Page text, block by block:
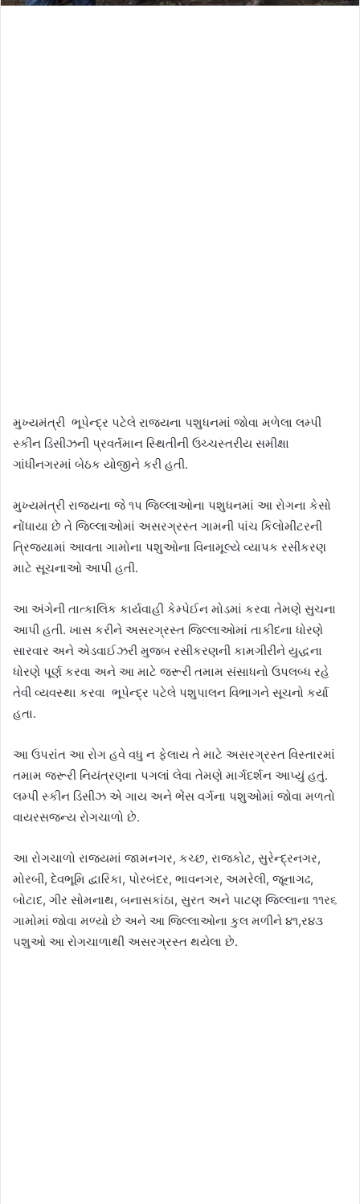
મુખ્યમંત્રી ભૂપેન્દ્ર પટેલે રાજ્યના પશુધનમાં જોવા મળેલા લમ્પી
સ્કીન ડિસીઝની પ્રવર્તમાન સ્થિતીની ઉચ્ચસ્તરીય સમીક્ષા
ગાંધીનગરમાં બેઠક યોજીને કરી હતી.
મુખ્યમંત્રી રાજ્યના જે ૧પ જિલ્લાઓના પશુધનમાં આ રોગના કેસો
નોંધાયા છે તે જિલ્લાઓમાં અસરગ્રસ્ત ગામની પાંચ કિલોમીટરની
ત્રિજ્યામાં આવતા ગામોના પશુઓના વિનામૂલ્યે વ્યાપક રસીકરણ
માટે સૂચનાઓ આપી હતી.
આ અંગેની તાત્કાલિક કાર્યવાહી કેમ્પેઈન મોડમાં કરવા તેમણે સુચના
આપી હતી. ખાસ કરીને અસરગ્રસ્ત જિલ્લાઓમાં તાકીદના ધોરણે
સારવાર અને એડવાઈઝરી મુજબ રસીકરણની કામગીરીને યુદ્ધના
ધોરણે પૂર્ણ કરવા અને આ માટે જરૂરી તમામ સંસાધનો ઉપલબ્ધ રહે
તેવી વ્યવસ્થા કરવા ભૂપેન્દ્ર પટેલે પશુપાલન વિભાગને સૂચનો કર્યા
હતા.
આ ઉપરાંત આ રોગ હવે વધુ ન ફેલાય તે માટે અસરગ્રસ્ત વિસ્તારમાં
તમામ જરૂરી નિયંત્રણના પગલાં લેવા તેમણે માર્ગદર્શન આપ્યું હતું.
લમ્પી સ્કીન ડિસીઝ એ ગાય અને ભેંસ વર્ગના પશુઓમાં જોવા મળતો
વાયરસજન્ય રોગચાળો છે.
આ રોગચાળો રાજ્યમાં જામનગર, કચ્છ, રાજકોટ, સુરેન્દ્રનગર,
મોરબી, દેવભૂમિ દ્વારિકા, પોરબંદર, ભાવનગર, અમરેલી, જૂનાગઢ,
બોટાદ, ગીર સોમનાથ, બનાસકાંઠા, સુરત અને પાટણ જિલ્લાના ૧૧ર૬
ગામોમાં જોવા મળ્યો છે અને આ જિલ્લાઓના કુલ મળીને ૪૧,ર૪૩
પશુઓ આ રોગચાળાથી અસરગ્રસ્ત થયેલા છે.